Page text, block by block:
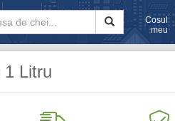
Cosul
meu
1 Litru